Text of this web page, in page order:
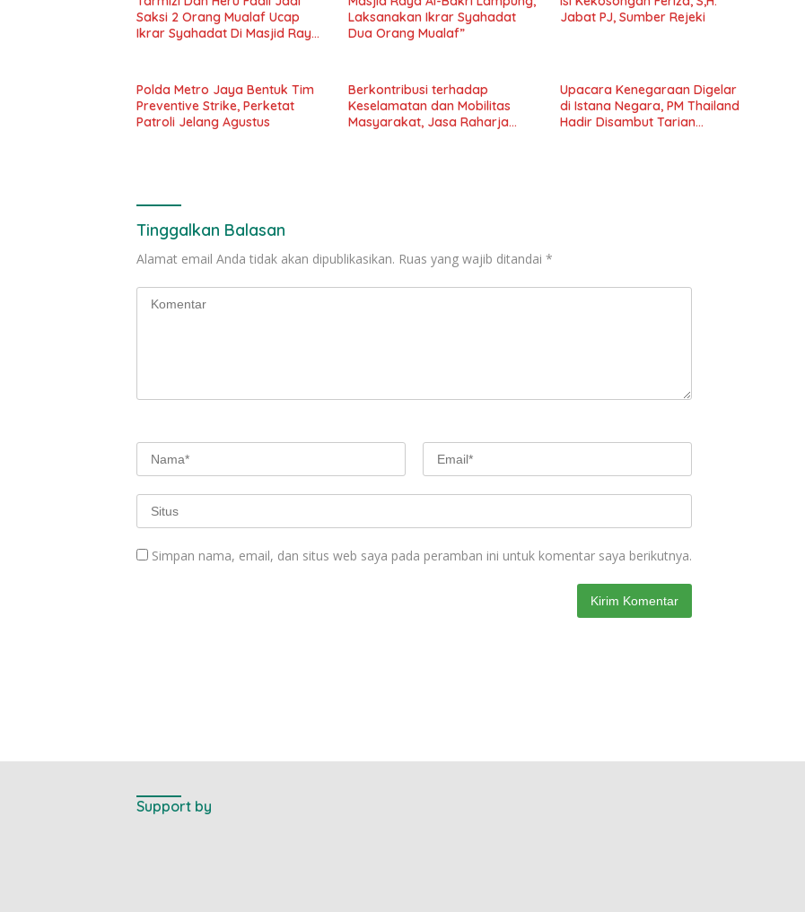
Saksi 2 Orang Mualaf Ucap
Ikrar Syahadat Di Masjid Raya
Laksanakan Ikrar Syahadat
Dua Orang Mualaf”
Jabat PJ, Sumber Rejeki
Polda Metro Jaya Bentuk Tim
Preventive Strike, Perketat
Patroli Jelang Agustus
Berkontribusi terhadap
Keselamatan dan Mobilitas
Masyarakat, Jasa Raharja
Upacara Kenegaraan Digelar
di Istana Negara, PM Thailand
Hadir Disambut Tarian
Tinggalkan Balasan
Alamat email Anda tidak akan dipublikasikan. Ruas yang wajib ditandai *
Simpan nama, email, dan situs web saya pada peramban ini untuk komentar saya berikutnya.
Support by